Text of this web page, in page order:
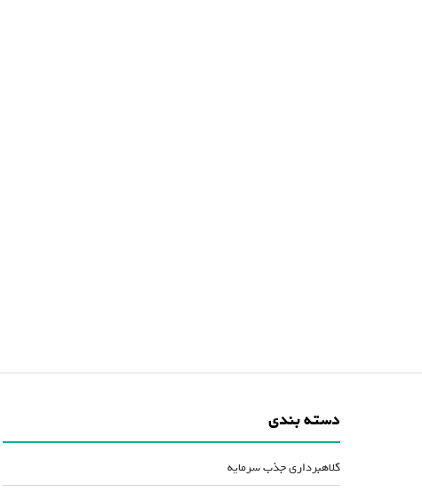
دسته بندی
کلاهبرداری جذب سرمایه